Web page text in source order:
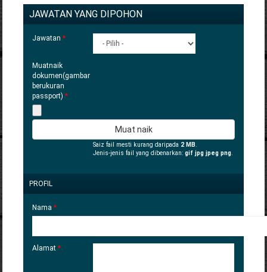
JAWATAN YANG DIPOHON
Jawatan*
Muatnaik
dokumen(gambar
berukuran
passport)*
Saiz fail mesti kurang daripada 2 MB.
Jenis-jenis fail yang dibenarkan:gif jpg jpeg png.
SELINDUNGKAN
PROFIL
Nama*
Alamat*